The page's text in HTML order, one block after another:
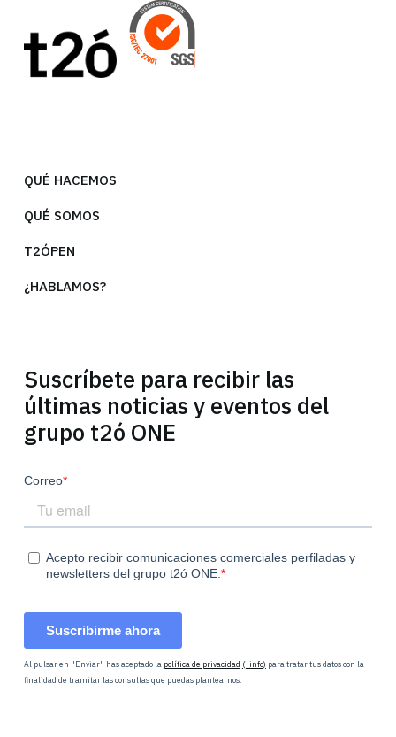
QUÉ HACEMOS
QUÉ SOMOS
T2ÓPEN
¿HABLAMOS?
Suscríbete para recibir las
últimas noticias y eventos del
grupo t2ó ONE
Al pulsar en "Enviar" has aceptado la política de privacidad (+info) para tratar tus datos con la
finalidad de tramitar las consultas que puedas plantearnos.